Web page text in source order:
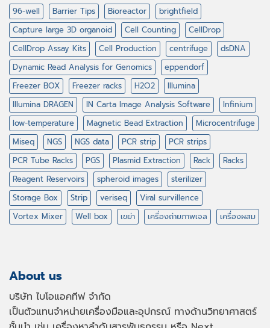
96-well Barrier Tips Bioreactor
brightfield
Capture large 3D organoid
Cell Counting
CellDrop
CellDrop Assay Kits
Cell Production centrifuge
dsDNA
Dynamic Read Analysis for Genomics
eppendorf
Freezer BOX
Freezer racks H2O2
Illumina
Illumina DRAGEN
IN Carta Image Analysis Software
Infinium
low-temperature
Magnetic Bead Extraction
Microcentrifuge
Miseq
NGS NGS data PCR strip
PCR strips
PCR Tube Racks
PGS Plasmid Extraction Rack
Racks
Reagent Reservoirs
spheroid images
sterilizer
Storage Box
Strip veriseq
Viral survillence
Vortex Mixer
Well box เขย่า เครื่องถ่ายภาพเจล เครื่องผสม
About us
บริษัท ไบโอแอคทีฟ จำกัด
เป็นตัวแทนจำหน่ายเครื่องมือและอุปกรณ์ ทางด้านวิทยาศาสตร์